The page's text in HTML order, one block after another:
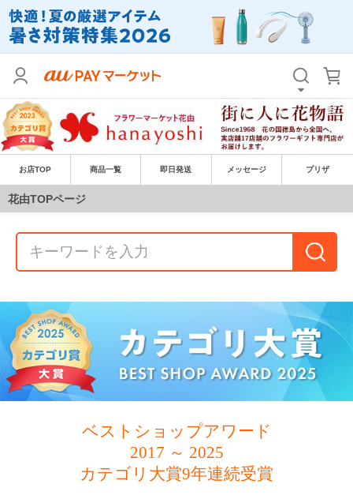
お店TOP 商品一覧 即日発送 メッセージ プリザ
花由TOPページ
ベストショップアワード
2017 ～ 2025
カテゴリ大賞9年連続受賞